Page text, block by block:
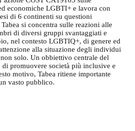
economiche LGBTI+ e lavora con
di 6 continenti su questioni
si concentra sulle reazioni alle
di diversi gruppi svantaggiati e
nel contesto LGBTIQ+, di genere ed
alla situazione degli individui
solo. Un obbiettivo centrale del
promuovere società più inclusive e
motivo, Tabea ritiene importante
vasto pubblico.